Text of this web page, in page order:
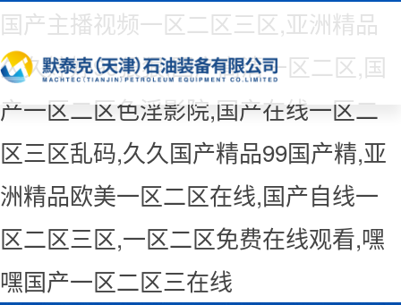
国产主播视频一区二区三区,亚洲精品
久久婷婷99狠狠,国产高清一区二区,国
产一区二区色淫影院,国产在线一区二
区三区乱码,久久国产精品99国产精,亚
洲精品欧美一区二区在线,国产自线一
区二区三区,一区二区免费在线观看,嘿
嘿国产一区二区三在线